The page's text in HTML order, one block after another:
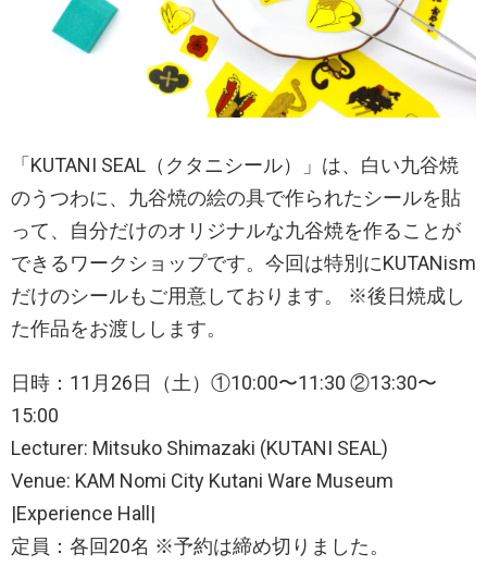
「KUTANI SEAL（クタニシール）」は、白い九谷焼
のうつわに、九谷焼の絵の具で作られたシールを貼
って、自分だけのオリジナルな九谷焼を作ることが
できるワークショップです。今回は特別にKUTANism
だけのシールもご用意しております。 ※後日焼成し
た作品をお渡しします。
日時：11月26日（土）①10:00〜11:30 ②13:30〜
15:00
Lecturer: Mitsuko Shimazaki (KUTANI SEAL)
Venue: KAM Nomi City Kutani Ware Museum
|Experience Hall|
定員：各回20名 ※予約は締め切りました。